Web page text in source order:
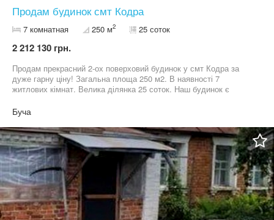
Продам будинок смт Кодра
7 комнатная 250 м2 25 соток
2 212 130 грн.
Продам прекрасний 2-ох поверховий будинок у смт Кодра за
дуже гарну ціну! Загальна площа 250 м2. В наявності 7
житлових кімнат. Велика ділянка 25 соток. Наш будинок є
сімейного життя або для відпочинку. Документи в порядку та
готові до швидкого продажу! Власник! Всі подробиці можна
уточнити по телефону. Телефонуйте, не пожалкуєте!
Буча